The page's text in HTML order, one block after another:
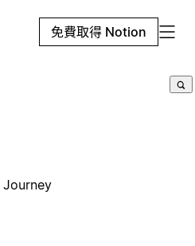
免費取得 Notion
Journey